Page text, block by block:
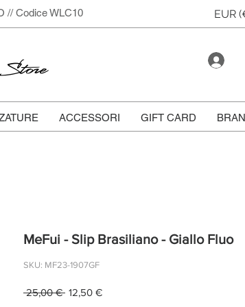
// Codice WLC10 EUR
Store
ACCESSORI GIFT CARD
MeFui - Slip Brasiliano - Giallo Fluo
SKU: MF23-1907GF
25,00 € Prezzo
12,50 €Prezzo